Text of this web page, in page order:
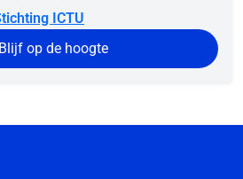
ICTU
Blijf op de hoogte